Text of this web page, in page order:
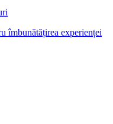
îmbunătățirea experienței